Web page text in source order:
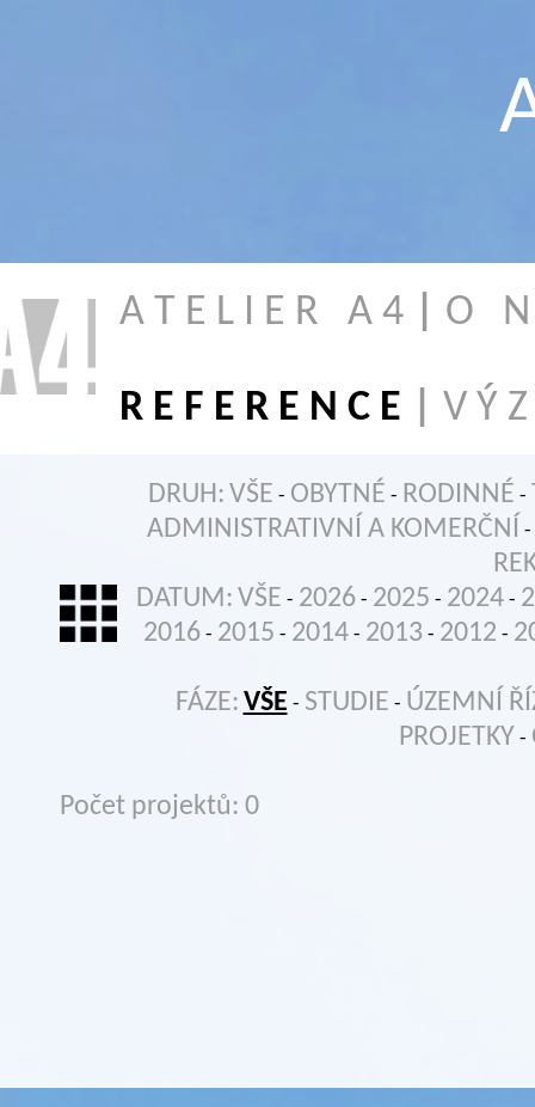
A T E L I E R A 4 O N
R E F E R E N C E V Ý
DRUH: VŠE - OBYTNÉ - RODINNÉ -
ADMINISTRATIVNÍ A KOMERČNÍ -
DATUM: VŠE - 2026 - 2025 - 2024 -
2016 - 2015 - 2014 - 2013 - 2012 -
FÁZE: VŠE - STUDIE - ÚZEMNÍ
PROJETKY -
Počet projektů: 0